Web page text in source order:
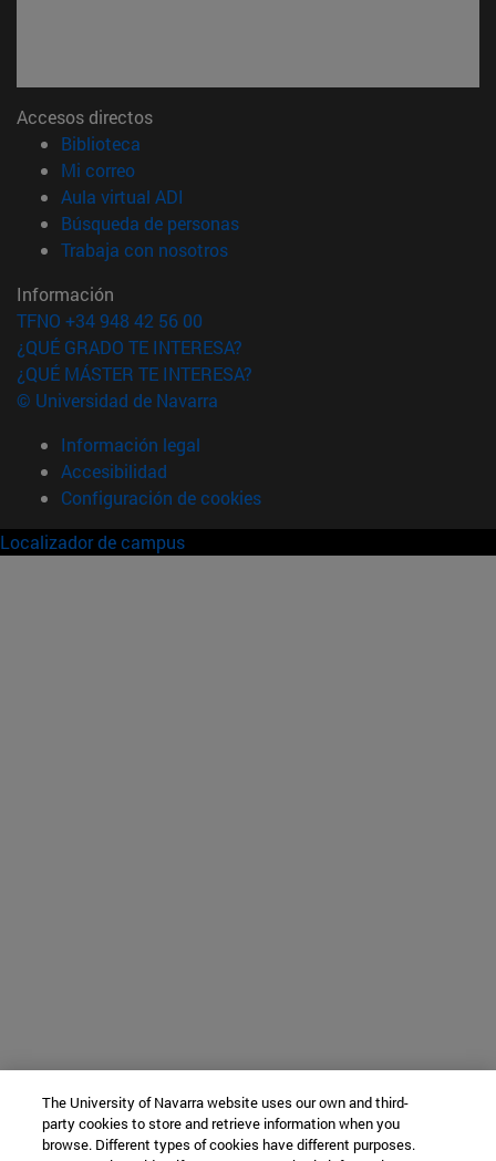
Accesos directos
Biblioteca
Mi correo(abre en nueva ventana)
Aula virtual ADI
Búsqueda de personas(abre en nueva ventana)
Trabaja con nosotros(abre en nueva ventana)
Información
TFNO +34 948 42 56 00
¿QUÉ GRADO TE INTERESA?
¿QUÉ MÁSTER TE INTERESA?
© Universidad de Navarra
Información legal
Accesibilidad
Configuración de cookies
Localizador de campus
The University of Navarra website uses our own and third-
party cookies to store and retrieve information when you
browse. Different types of cookies have different purposes.